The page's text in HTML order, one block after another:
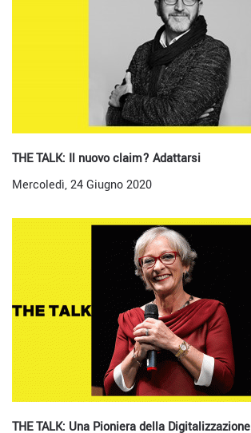
THE TALK: Il nuovo claim? Adattarsi
Mercoledì, 24 Giugno 2020
THE TALK: Una Pioniera della Digitalizzazione